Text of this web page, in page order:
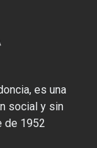
es una
social y sin
de 1952